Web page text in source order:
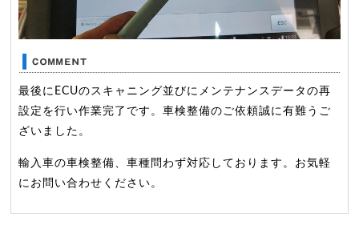
最後にECUのスキャニング並びにメンテナンスデータの再
設定を行い作業完了です。車検整備のご依頼誠に有難うご
ざいました。
輸入車の車検整備、車種問わず対応しております。お気軽
にお問い合わせください。